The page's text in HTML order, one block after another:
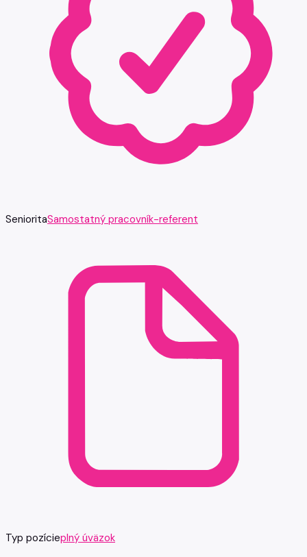
SenioritaSamostatný pracovník-referent
Typ pozícieplný úväzok